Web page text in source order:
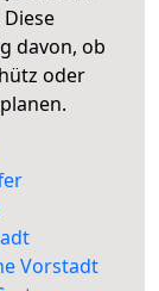
davon, ob
oder
Vorstadt